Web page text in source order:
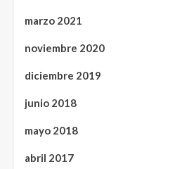
marzo 2021
noviembre 2020
diciembre 2019
junio 2018
mayo 2018
abril 2017